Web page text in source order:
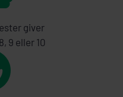
giver
9 eller 10